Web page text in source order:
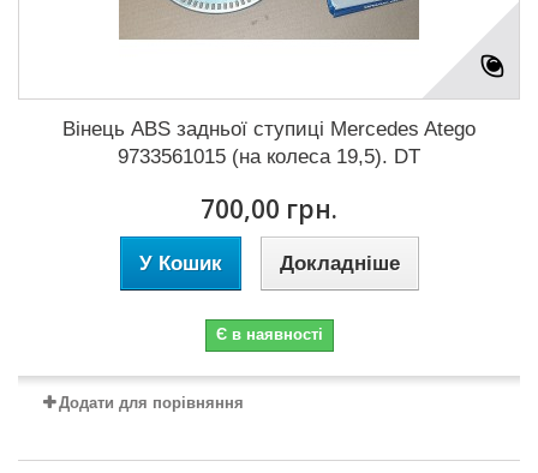
Вінець ABS задньої ступиці Mercedes Atego
9733561015 (на колеса 19,5). DT
700,00 грн.
У Кошик Докладніше
Є в наявності
Додати для порівняння